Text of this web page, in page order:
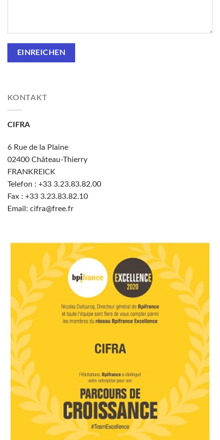
KONTAKT
CIFRA
6 Rue de la Plaine
02400 Château-Thierry
FRANKREICK
Telefon : +33 3.23.83.82.00
Fax : +33 3.23.83.82.10
Email: cifra@free.fr